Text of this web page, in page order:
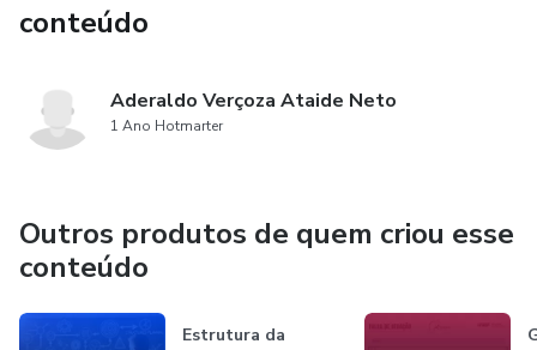
conteúdo
Aderaldo Verçoza Ataide Neto
1 Ano Hotmarter
Outros produtos de quem criou esse
conteúdo
Estrutura da